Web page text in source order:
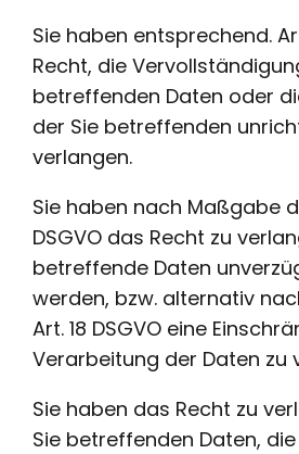
Sie haben entsprechend.
Recht, die
betreffenden Daten oder
der Sie betreffenden
verlangen.
Sie haben nach Maßgabe
DSGVO das Recht zu
betreffende Daten
werden, bzw. alternativ
Art. 18 DSGVO eine
Verarbeitung der Daten zu
Sie haben das Recht zu
Sie betreffenden Daten, die